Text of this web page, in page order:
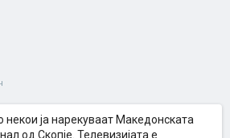
некои ја нарекуваат Македонската
од Скопје. Телевизијата е